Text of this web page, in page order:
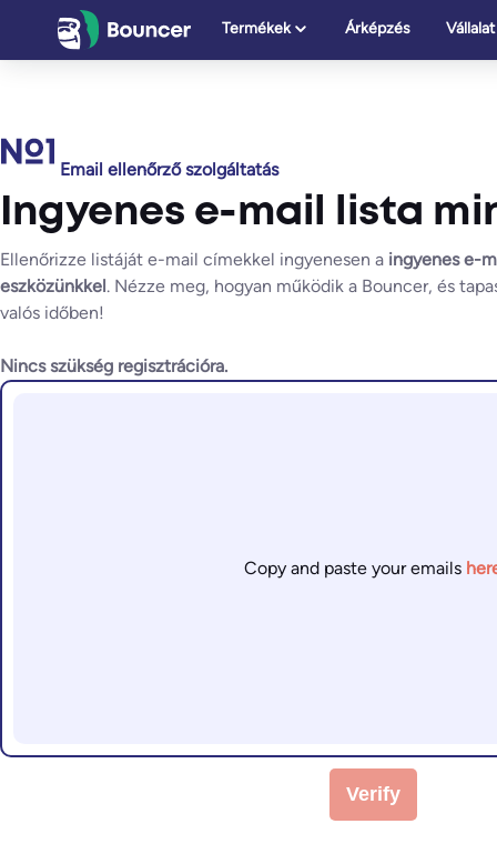
Termékek Árképzés Vállalat
Email ellenőrző szolgáltatás
Ingyenes e-mail lista
Ellenőrizze listáját e-mail címekkel ingyenesen a ingyenes e-
eszközünkkel. Nézze meg, hogyan működik a Bouncer, és
valós időben!
Nincs szükség regisztrációra.
Copy and paste your emails
Verify